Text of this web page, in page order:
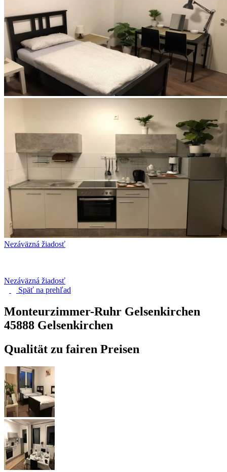
Nezáväzná žiadosť
Nezáväzná žiadosť
Späť na prehľad
Monteurzimmer-Ruhr Gelsenkirchen
45888 Gelsenkirchen
Qualität zu fairen Preisen